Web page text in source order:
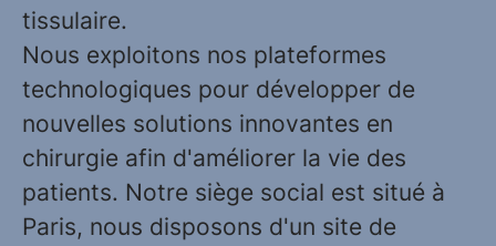
tissulaire.
Nous exploitons nos plateformes
technologiques pour développer de
nouvelles solutions innovantes en
chirurgie afin d'améliorer la vie des
patients. Notre siège social est situé à
Paris, nous disposons d'un site de